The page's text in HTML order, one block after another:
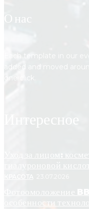
О нас
Each template in our
added and moved
Интересное
Уход за лицом:
гиалуроновой
КРАСОТА
Фотоомоложение
особенности